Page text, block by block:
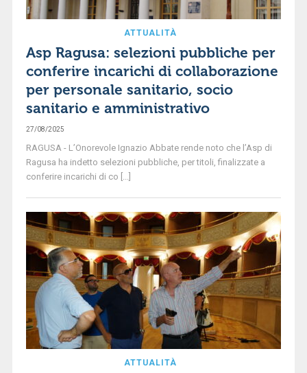
ATTUALITÀ
Asp Ragusa: selezioni pubbliche per
conferire incarichi di collaborazione
per personale sanitario, socio
sanitario e amministrativo
27/08/2025
RAGUSA - L’Onorevole Ignazio Abbate rende noto che l’Asp di
Ragusa ha indetto selezioni pubbliche, per titoli, finalizzate a
conferire incarichi di co [...]
ATTUALITÀ